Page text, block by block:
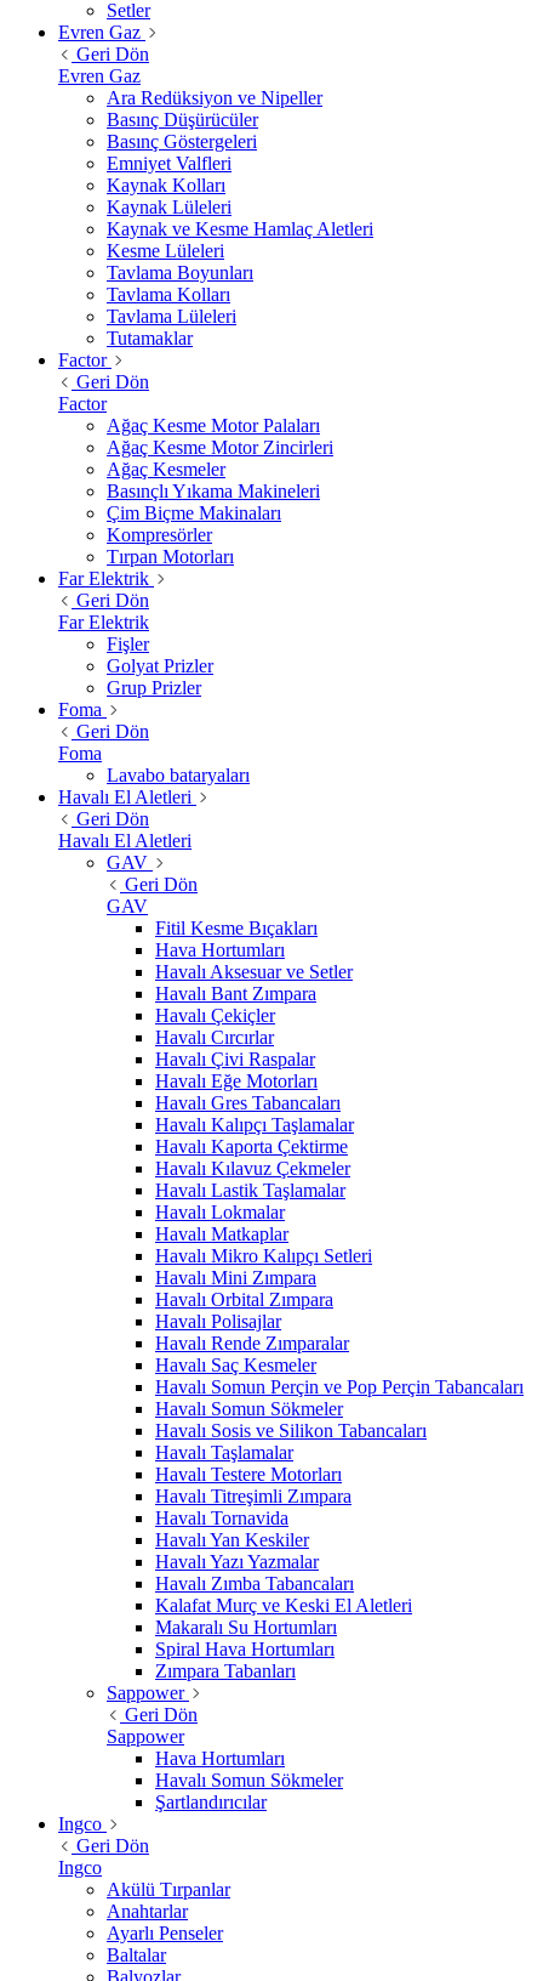
Setler
Evren Gaz
Geri Dön
Evren Gaz
Ara Redüksiyon ve Nipeller
Basınç Düşürücüler
Basınç Göstergeleri
Emniyet Valfleri
Kaynak Kolları
Kaynak Lüleleri
Kaynak ve Kesme Hamlaç Aletleri
Kesme Lüleleri
Tavlama Boyunları
Tavlama Kolları
Tavlama Lüleleri
Tutamaklar
Factor
Geri Dön
Factor
Ağaç Kesme Motor Palaları
Ağaç Kesme Motor Zincirleri
Ağaç Kesmeler
Basınçlı Yıkama Makineleri
Çim Biçme Makinaları
Kompresörler
Tırpan Motorları
Far Elektrik
Geri Dön
Far Elektrik
Fişler
Golyat Prizler
Grup Prizler
Foma
Geri Dön
Foma
Lavabo bataryaları
Havalı El Aletleri
Geri Dön
Havalı El Aletleri
GAV
Geri Dön
GAV
Fitil Kesme Bıçakları
Hava Hortumları
Havalı Aksesuar ve Setler
Havalı Bant Zımpara
Havalı Çekiçler
Havalı Cırcırlar
Havalı Çivi Raspalar
Havalı Eğe Motorları
Havalı Gres Tabancaları
Havalı Kalıpçı Taşlamalar
Havalı Kaporta Çektirme
Havalı Kılavuz Çekmeler
Havalı Lastik Taşlamalar
Havalı Lokmalar
Havalı Matkaplar
Havalı Mikro Kalıpçı Setleri
Havalı Mini Zımpara
Havalı Orbital Zımpara
Havalı Polisajlar
Havalı Rende Zımparalar
Havalı Saç Kesmeler
Havalı Somun Perçin ve Pop Perçin Tabancaları
Havalı Somun Sökmeler
Havalı Sosis ve Silikon Tabancaları
Havalı Taşlamalar
Havalı Testere Motorları
Havalı Titreşimli Zımpara
Havalı Tornavida
Havalı Yan Keskiler
Havalı Yazı Yazmalar
Havalı Zımba Tabancaları
Kalafat Murç ve Keski El Aletleri
Makaralı Su Hortumları
Spiral Hava Hortumları
Zımpara Tabanları
Sappower
Geri Dön
Sappower
Hava Hortumları
Havalı Somun Sökmeler
Şartlandırıcılar
Ingco
Geri Dön
Ingco
Akülü Tırpanlar
Anahtarlar
Ayarlı Penseler
Baltalar
Balyozlar